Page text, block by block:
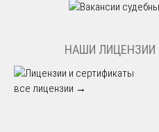
НАШИ ЛИЦЕНЗИИ
все лицензии →